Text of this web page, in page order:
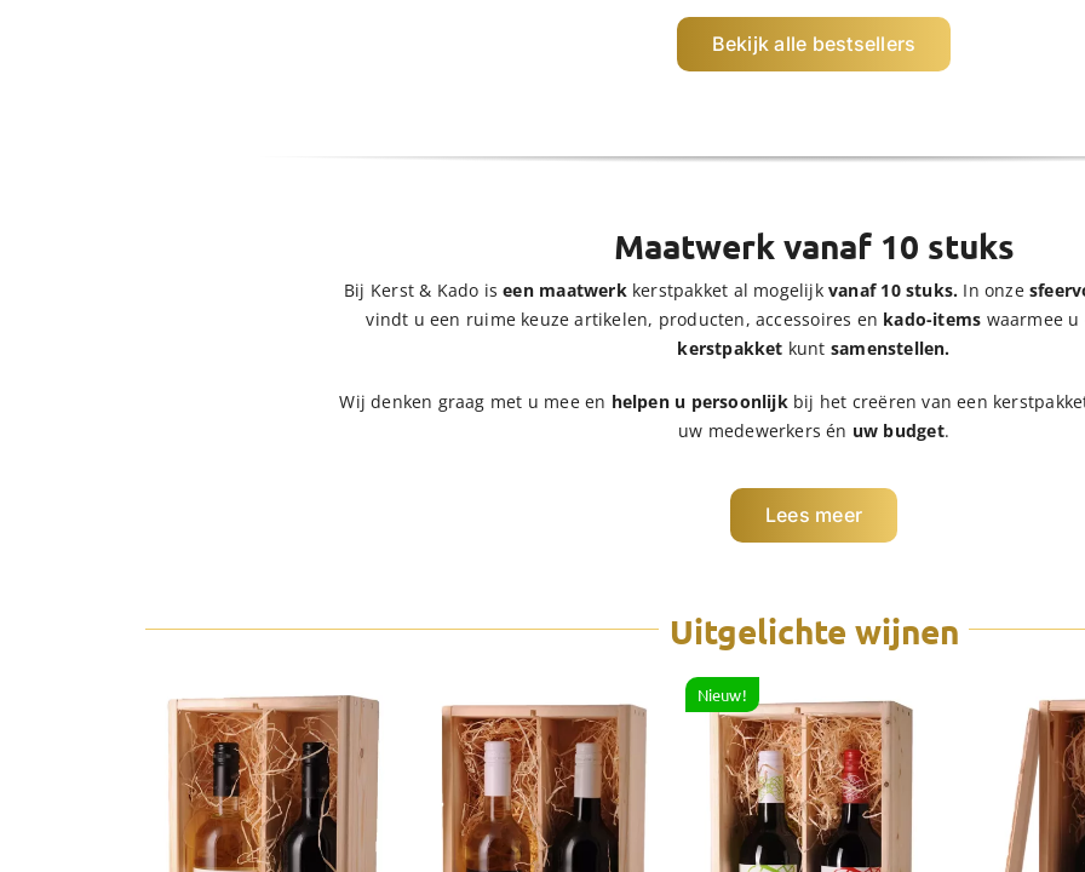
Bekijk alle bestsellers
Maatwerk vanaf 10 stuks
Bij Kerst & Kado iseen maatwerkkerstpakket al mogelijkvanaf 10 stuks. In onze
vindt u een ruime keuze artikelen, producten, accessoires en kado-items waarmee u
kerstpakket kunt samenstellen.
Wij denken graag met u mee en helpen u persoonlijkbij het creëren van een
uw medewerkers én uw budget.
Lees meer
Uitgelichte wijnen
Nieuw!